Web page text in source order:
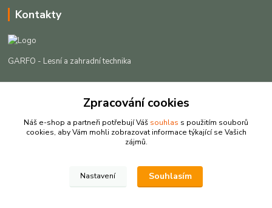
Kontakty
GARFO - Lesní a zahradní technika
+420 725 301 044
info@garfo.cz
Zpracování cookies
Náš e-shop a partneři potřebují Váš souhlas s použitím souborů
cookies, aby Vám mohli zobrazovat informace týkající se Vašich
zájmů.
Nastavení Souhlasím